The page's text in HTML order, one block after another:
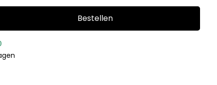
Bestellen